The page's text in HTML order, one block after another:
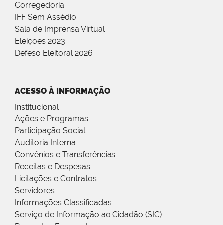
Corregedoria
IFF Sem Assédio
Sala de Imprensa Virtual
Eleições 2023
Defeso Eleitoral 2026
ACESSO À INFORMAÇÃO
Institucional
Ações e Programas
Participação Social
Auditoria Interna
Convênios e Transferências
Receitas e Despesas
Licitações e Contratos
Servidores
Informações Classificadas
Serviço de Informação ao Cidadão (SIC)